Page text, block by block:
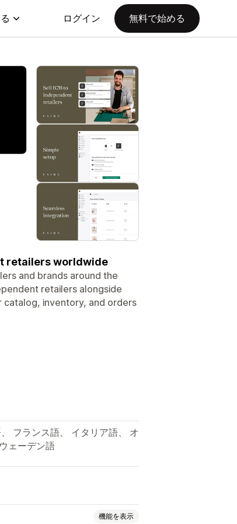
ログイン 無料で始める
retailers worldwide
and brands around the
retailers alongside
catalog, inventory, and orders
フランス語、 イタリア語、 オ
ェーデン語
機能を表示